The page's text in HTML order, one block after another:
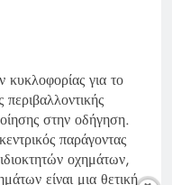
κυκλοφορίας για το
στην οδήγηση.
παράγοντας
οχημάτων,
είναι μια θετική